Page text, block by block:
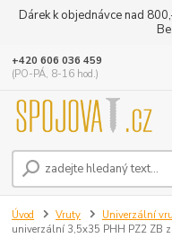
Dárek k objednávce nad
+420 606 036 459
(PO-PÁ, 8-16 hod.)
Úvod Vruty Univerzální
univerzální 3,5x35 PHH PZ2 ZB